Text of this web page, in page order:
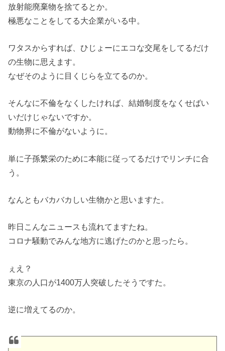
放射能廃棄物を捨てるとか。
極悪なことをしてる大企業がいる中。
ワタスからすれば、ひじょーにエコな交尾をしてるだけ
の生物に思えます。
なぜそのように目くじらを立てるのか。
そんなに不倫をなくしたければ、結婚制度をなくせばい
いだけじゃないですか。
動物界に不倫がないように。
単に子孫繁栄のために本能に従ってるだけでリンチに合
う。
なんともバカバカしい生物かと思いますた。
昨日こんなニュースも流れてますたね。
コロナ騒動でみんな地方に逃げたのかと思ったら。
ぇえ？
東京の人口が1400万人突破したそうですた。
逆に増えてるのか。